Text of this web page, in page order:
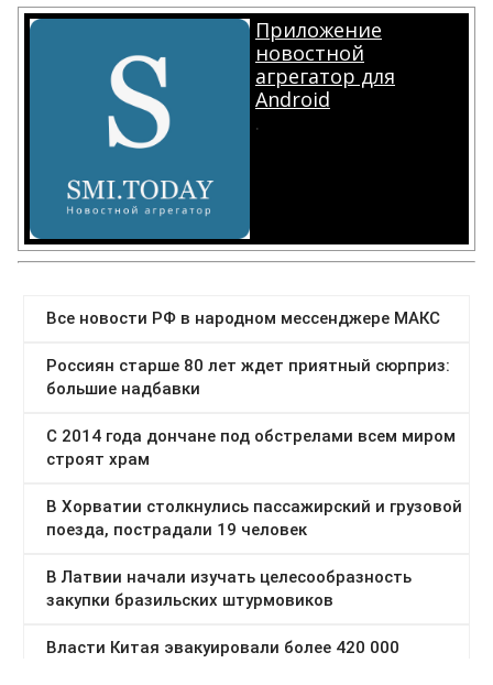
Приложение
новостной
агрегатор для
Android
.